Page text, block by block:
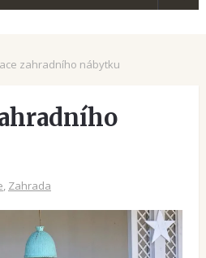
zahradního nábytku
, Zahrada